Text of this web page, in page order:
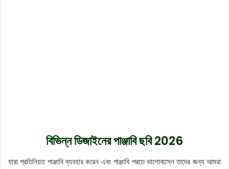
বিভিন্ন ডিজাইনের পাঞ্জাবি ছবি 2026
যারা প্রতিনিয়ত পাঞ্জাবি ব্যবহার করেন এবং পাঞ্জাবি পরতে ভালোবাসেন তাদের জন্য আমরা